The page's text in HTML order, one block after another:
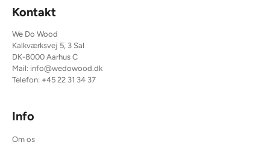
Kontakt
We Do Wood
Kalkværksvej 5, 3 Sal
DK-8000 Aarhus C
Mail: info@wedowood.dk
Telefon: +45 22 31 34 37
Info
Om os